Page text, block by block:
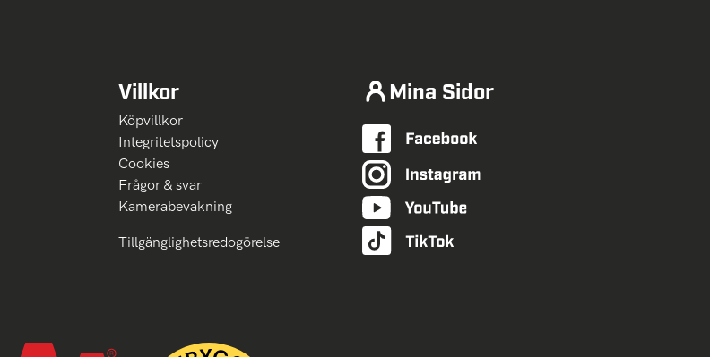
Villkor
Köpvillkor
Integritetspolicy
Cookies
Frågor & svar
Kamerabevakning
Tillgänglighetsredogörelse
Mina Sidor